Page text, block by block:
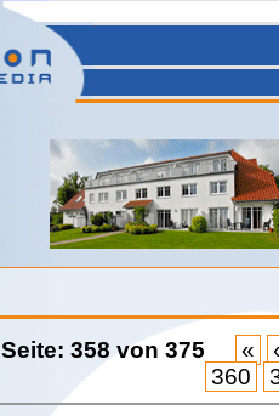
Seite: 358 von 375 «
‹
360